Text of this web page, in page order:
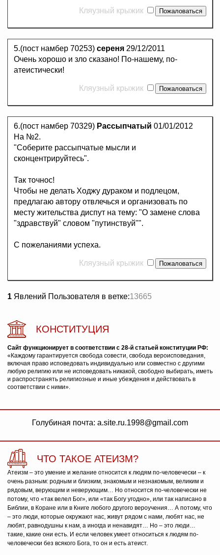
Кляузный крыжик
5.(пост намбер 70253) сереня 29/12/2011
Очень хорошо и зло сказано! По-нашему, по-
атеистически!
Кляузный крыжик
6.(пост намбер 70329) Рассыпчатый 01/01/2012
На №2.
"Соберите рассыпчатые мысли и
сконцентрируйтесь".
Так точнос!
Чтобы не делать Ходжу дураком и подлецом,
предлагаю автору отвлечься и организовать по
месту жительства диспут на тему: "О замене слова
"здравствуй" словом "путинствуй"".
С пожеланиями успеха.
Кляузный крыжик
1 Явлений Пользователя в ветке:13665
КОНСТИТУЦИЯ
Сайт функционирует в соответствии с 28-й статьей конституции РФ:
«Каждому гарантируется свобода совести, свобода вероисповедания,
включая право исповедовать индивидуально или совместно с другими
любую религию или не исповедовать никакой, свободно выбирать, иметь
и распространять религиозные и иные убеждения и действовать в
соответствии с ними».
Голубиная почта: a.site.ru.1998@gmail.com
ЧТО ТАКОЕ АТЕИЗМ?
Атеизм – это умение и желание относится к людям по-человечески – к
очень разным: родным и близким, знакомым и незнакомым, великим и
рядовым, верующим и неверующим… Но относится по-человечески не
потому, что «так велел Бог», или «так Богу угодно», или так написано в
Библии, в Коране или в Книге любого другого вероучения… А потому, что
– это люди, которые окружают нас, живут рядом с нами, любят нас, не
любят, равнодушны к нам, а иногда и ненавидят… Но – это люди…
такие, какие они есть. И если человек умеет относиться к людям по-
человечески без всякого Бога, то он и есть атеист.